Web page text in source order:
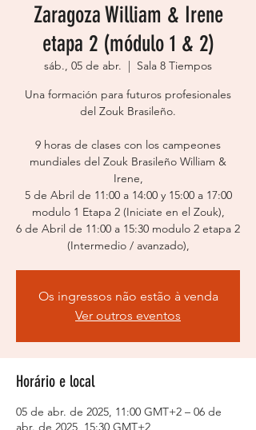
Zaragoza William & Irene
etapa 2 (módulo 1 & 2)
sáb., 05 de abr.
  |
Sala 8 Tiempos
Una formación para futuros profesionales
del Zouk Brasileño.
9 horas de clases con los campeones
mundiales del Zouk Brasileño William &
Irene,
5 de Abril de 11:00 a 14:00 y 15:00 a 17:00
modulo 1 Etapa 2 (Iniciate en el Zouk),
6 de Abril de 11:00 a 15:30 modulo 2 etapa 2
(Intermedio / avanzado),
Os ingressos não estão à venda
Ver outros eventos
Horário e local
05 de abr. de 2025, 11:00 GMT+2 – 06 de
abr. de 2025, 15:30 GMT+2